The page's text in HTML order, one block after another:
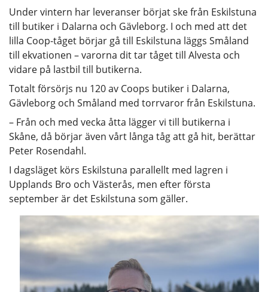
Under vintern har leveranser börjat ske från Eskilstuna
till butiker i Dalarna och Gävleborg. I och med att det
lilla Coop-tåget börjar gå till Eskilstuna läggs Småland
till ekvationen – varorna dit tar tåget till Alvesta och
vidare på lastbil till butikerna.
Totalt försörjs nu 120 av Coops butiker i Dalarna,
Gävleborg och Småland med torrvaror från Eskilstuna.
– Från och med vecka åtta lägger vi till butikerna i
Skåne, då börjar även vårt långa tåg att gå hit, berättar
Peter Rosendahl.
I dagsläget körs Eskilstuna parallellt med lagren i
Upplands Bro och Västerås, men efter första
september är det Eskilstuna som gäller.